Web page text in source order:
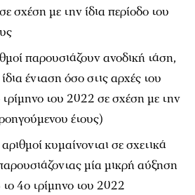
σχέση με την ίδια περίοδο του
παρουσιάζουν ανοδική τάση,
ένταση όσο στις αρχές του
του 2022 σε σχέση με την
έτους)
κυμαίνονται σε σχετικά
μία μικρή αύξηση
4ο τρίμηνο του 2022